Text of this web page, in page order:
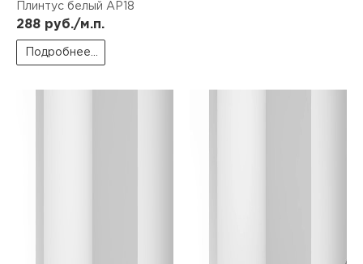
Плинтус белый AP18
288 руб./м.п.
Подробнее...